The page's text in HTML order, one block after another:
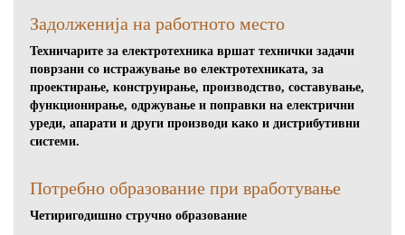
Задолженија на работното место
Техничарите за електротехника вршат технички задачи
поврзани со истражување во електротехниката, за
проектирање, конструирање, производство, составување,
функционирање, одржување и поправки на електрични
уреди, апарати и други производи како и дистрибутивни
системи.
Потребно образование при вработување
Четиригодишно стручно образование